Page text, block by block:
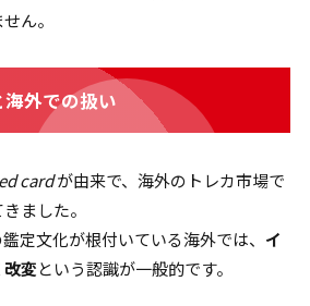
ん。
外での扱い
cardが由来で、海外のトレカ市場で
ました。
定文化が根付いている海外では、 イ
変という認識が一般的です。